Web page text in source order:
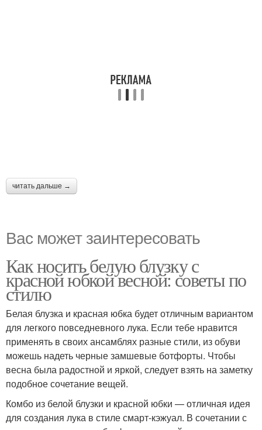
читать дальше →
Вас может заинтересовать
Как носить белую блузку с
красной юбкой весной: советы по
стилю
Белая блузка и красная юбка будет отличным вариантом
для легкого повседневного лука. Если тебе нравится
применять в своих ансамблях разные стили, из обуви
можешь надеть черные замшевые ботфорты. Чтобы
весна была радостной и яркой, следует взять на заметку
подобное сочетание вещей.
Комбо из белой блузки и красной юбки — отличная идея
для создания лука в стиле смарт-кэжуал. В сочетании с